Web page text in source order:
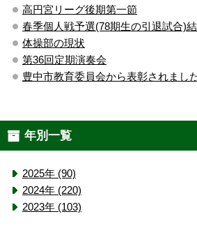
高円宮リーグ後期第一節
春季個人戦予選(78期生の引退試合)
体操部の現状
第36回定期演奏会
豊中市教育委員会から表彰されまし
年別一覧
2025年 (90)
2024年 (220)
2023年 (103)